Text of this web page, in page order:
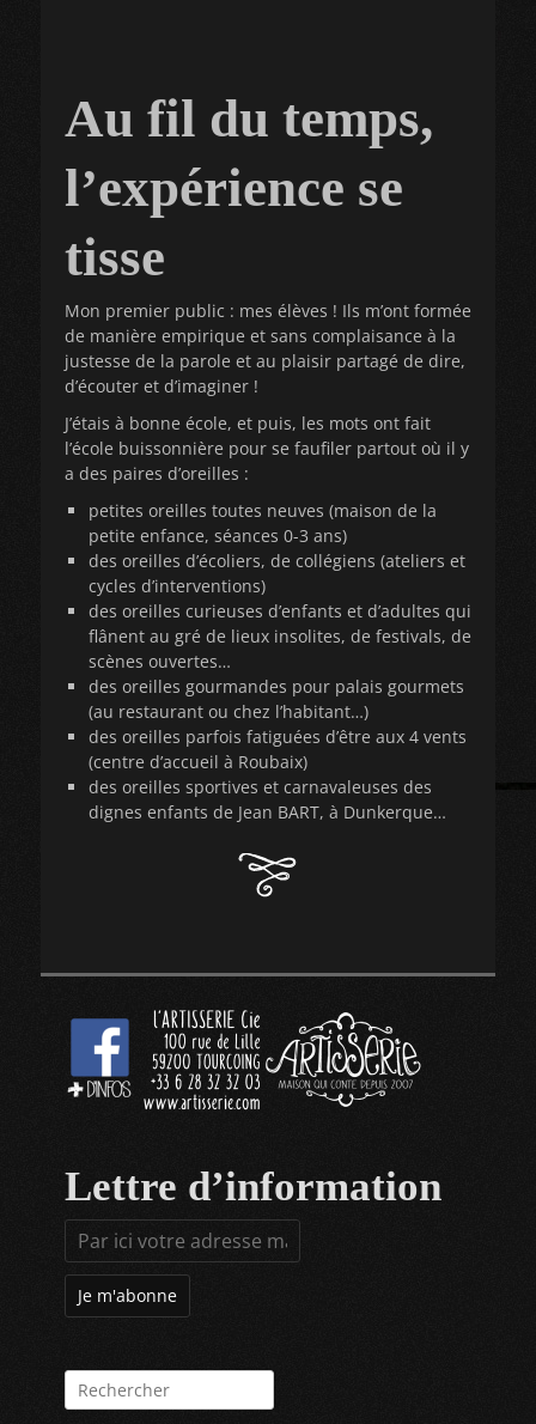
Au fil du temps,
l’expérience se
tisse
Mon premier public : mes élèves ! Ils m’ont formée
de manière empirique et sans complaisance à la
justesse de la parole et au plaisir partagé de dire,
d’écouter et d’imaginer !
J’étais à bonne école, et puis, les mots ont fait
l’école buissonnière pour se faufiler partout où il y
a des paires d’oreilles :
petites oreilles toutes neuves (maison de la
petite enfance, séances 0-3 ans)
des oreilles d’écoliers, de collégiens (ateliers et
cycles d’interventions)
des oreilles curieuses d’enfants et d’adultes qui
flânent au gré de lieux insolites, de festivals, de
scènes ouvertes…
des oreilles gourmandes pour palais gourmets
(au restaurant ou chez l’habitant…)
des oreilles parfois fatiguées d’être aux 4 vents
(centre d’accueil à Roubaix)
des oreilles sportives et carnavaleuses des
dignes enfants de Jean BART, à Dunkerque…
Lettre d’information
Rechercher :